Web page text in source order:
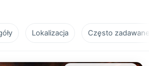
Lokalizacja Często